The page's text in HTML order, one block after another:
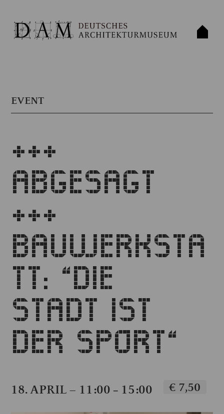
EVENT
+++
ABGESAGT
+++
BAUWERKSTA
TT: “DIE
STADT IST
DER SPORT“
18. APRIL – 11:00 – 15:00 € 7,50